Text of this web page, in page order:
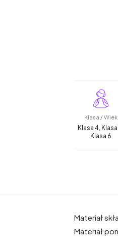
Klasa / Wiek
Klasa 4,
Klasa 6
Materiał
Materiał